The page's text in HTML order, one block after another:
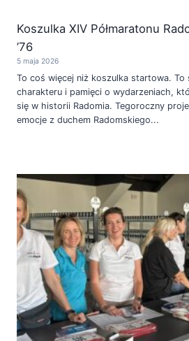
Koszulka XIV Półmaratonu
’76
5 maja 2026
To coś więcej niż koszulka startowa. To
charakteru i pamięci o wydarzeniach,
się w historii Radomia. Tegoroczny
emocje z duchem Radomskiego...